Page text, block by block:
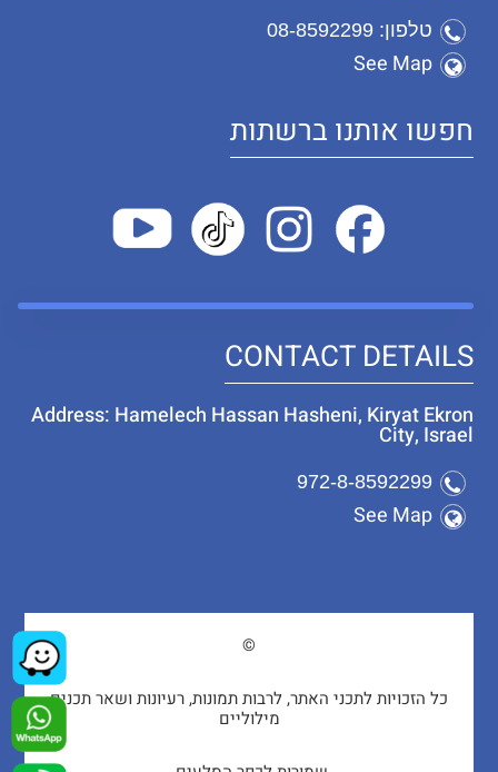
טלפון: 08-8592299
See Map
חפשו אותנו ברשתות
CONTACT DETAILS
Address: Hamelech Hassan Hasheni, Kiryat Ekron
City, Israel
972-8-8592299
See Map
©
כל הזכויות לתכני האתר, לרבות תמונות, רעיונות ושאר תכנים
מילוליים